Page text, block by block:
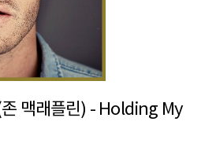
맥래플린) - Holding My